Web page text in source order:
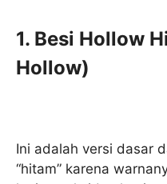
1. Besi Hollow
Hollow)
Ini adalah versi dasar
“hitam” karena